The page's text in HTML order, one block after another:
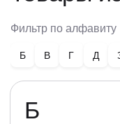
Фильтр по алфавиту
Б В Г Д
Б